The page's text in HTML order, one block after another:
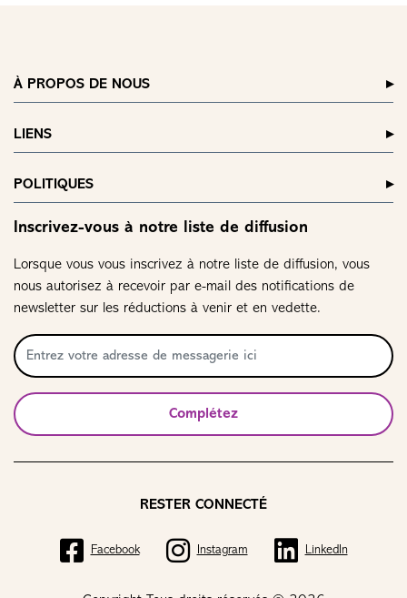
À PROPOS DE NOUS
LIENS
POLITIQUES
Inscrivez-vous à notre liste de diffusion
Lorsque vous vous inscrivez à notre liste de diffusion, vous
nous autorisez à recevoir par e-mail des notifications de
newsletter sur les réductions à venir et en vedette.
Complétez
RESTER CONNECTÉ
Facebook Instagram LinkedIn